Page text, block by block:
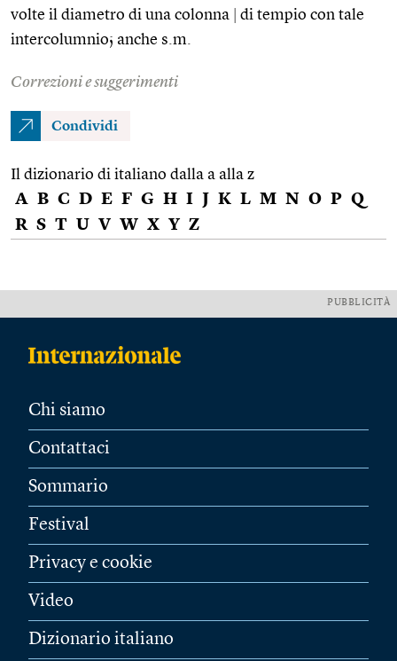
volte il diametro di una colonna
di tempio con tale
intercolumnio; anche s.m.
Correzioni e suggerimenti
Condividi
Il dizionario di italiano dalla a alla z
A B C D E F G H I J K L M N O P Q
R S T U V W X Y Z
PUBBLICITÀ
Chi siamo
Contattaci
Sommario
Festival
Privacy e cookie
Video
Dizionario italiano